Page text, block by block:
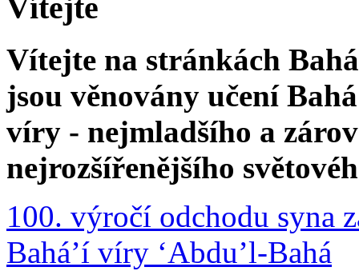
Vítejte
Vítejte na stránkách
jsou věnovány učení
víry - nejmladšího a
nejrozšířenějšího
100. výročí odchodu syna
Bahá’í víry ‘Abdu’l-Bahá